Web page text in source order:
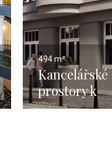
494 m²
Kancelářské
prostory k
pronájmu,